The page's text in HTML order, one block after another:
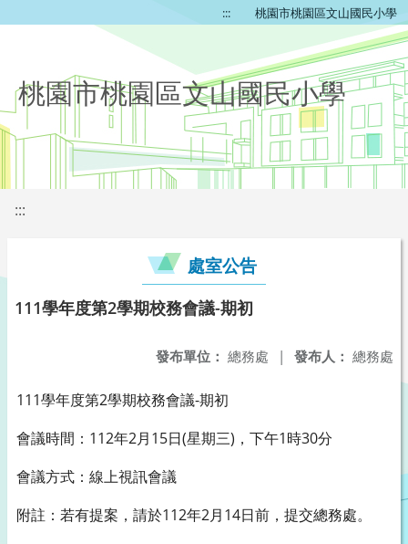
::: 桃園市桃園區文山國民小學
桃園市桃園區文山國民小學
:::
處室公告
111學年度第2學期校務會議-期初
發布人： 總務處
發布單位： 總務處 |
111學年度第2學期校務會議-期初
會議時間：112年2月15日(星期三)，下午1時30分
會議方式：線上視訊會議
附註：若有提案，請於112年2月14日前，提交總務處。